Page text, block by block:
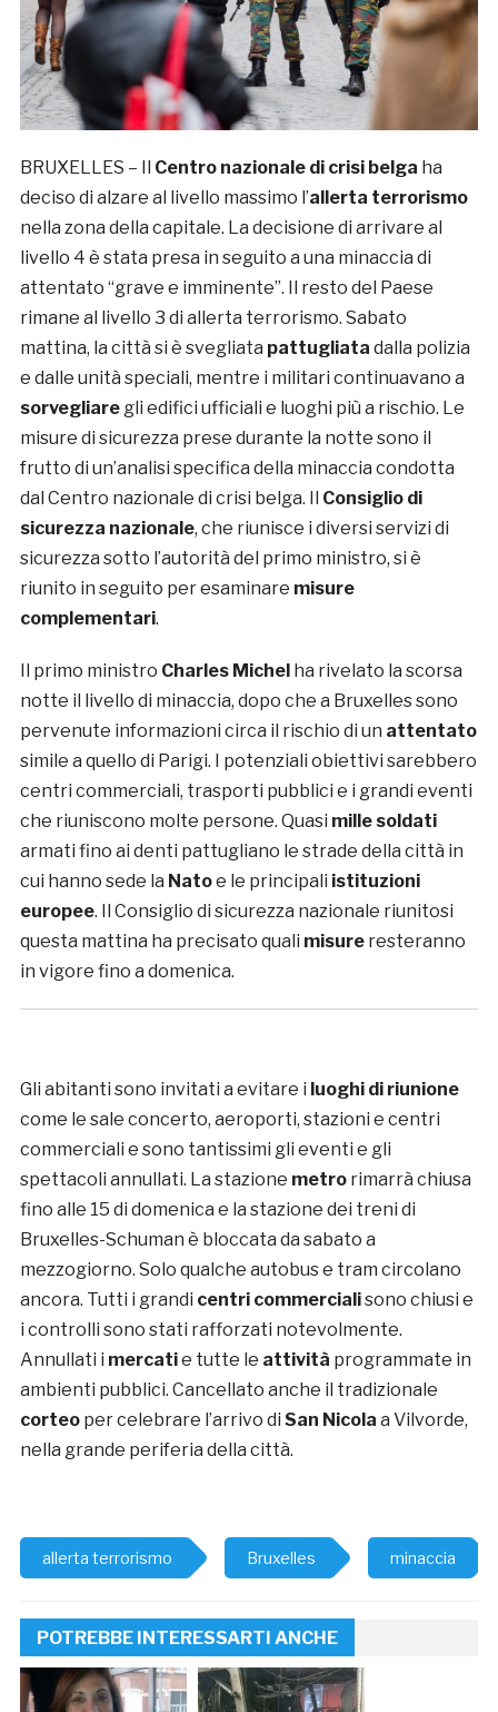
BRUXELLES – Il Centro nazionale di crisi belga ha
deciso di alzare al livello massimo l’allerta terrorismo
nella zona della capitale. La decisione di arrivare al
livello 4 è stata presa in seguito a una minaccia di
attentato “grave e imminente”. Il resto del Paese
rimane al livello 3 di allerta terrorismo. Sabato
mattina, la città si è svegliata pattugliata dalla polizia
e dalle unità speciali, mentre i militari continuavano a
sorvegliaregli edifici ufficiali e luoghi più a rischio. Le
misure di sicurezza prese durante la notte sono il
frutto di un’analisi specifica della minaccia condotta
dal Centro nazionale di crisi belga. Il Consiglio di
sicurezza nazionale, che riunisce i diversi servizi di
sicurezza sotto l’autorità del primo ministro, si è
riunito in seguito per esaminare misure
complementari.
Il primo ministro Charles Michel ha rivelato la scorsa
notte il livello di minaccia, dopo che a Bruxelles sono
pervenute informazioni circa il rischio di un attentato
simile a quello di Parigi. I potenziali obiettivi sarebbero
centri commerciali, trasporti pubblici e i grandi eventi
che riuniscono molte persone. Quasi mille soldati
armati fino ai denti pattugliano le strade della città in
cui hanno sede la Natoe le principali istituzioni
europee. Il Consiglio di sicurezza nazionale riunitosi
questa mattina ha precisato quali misureresteranno
in vigore fino a domenica.
Gli abitanti sono invitati a evitare i luoghi di riunione
come le sale concerto, aeroporti, stazioni e centri
commerciali e sono tantissimi gli eventi e gli
spettacoli annullati. La stazione metrorimarrà chiusa
fino alle 15 di domenica e la stazione dei treni di
Bruxelles-Schuman è bloccata da sabato a
mezzogiorno. Solo qualche autobus e tram circolano
ancora. Tutti i grandi centri commercialisono chiusi e
i controlli sono stati rafforzati notevolmente.
Annullati i mercatie tutte le attività programmate in
ambienti pubblici. Cancellato anche il tradizionale
corteoper celebrare l’arrivo di San Nicola a Vilvorde,
nella grande periferia della città.
allerta terrorismo Bruxelles minaccia
POTREBBE INTERESSARTI ANCHE